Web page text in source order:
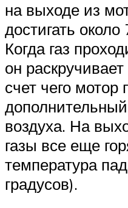
на выходе из
достигать около
Когда газ
он
счет чего мотор
воздуха. На
газы все еще
температура
градусов).